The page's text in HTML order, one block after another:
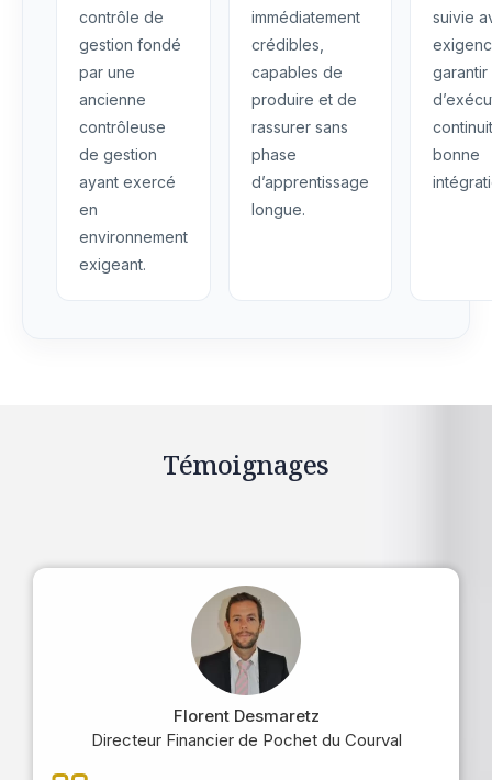
contrôle de
gestion fondé
par une
ancienne
contrôleuse
de gestion
ayant exercé
en
environnement
exigeant.
immédiatement
crédibles,
capables de
produire et de
rassurer sans
phase
d’apprentissage
longue.
suivie
garantir
bonne
Témoignages
Florent Desmaretz
Directeur Financier de Pochet du Courval